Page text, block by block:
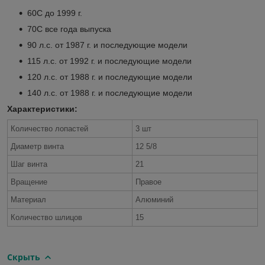
60C до 1999 г.
70C все года выпуска
90 л.с. от 1987 г. и последующие модели
115 л.с. от 1992 г. и последующие модели
120 л.с. от 1988 г. и последующие модели
140 л.с. от 1988 г. и последующие модели
Характеристики:
Количество лопастей
3 шт
Диаметр винта
12 5/8
Шаг винта
21
Вращение
Правое
Материал
Алюминий
Количество шлицов
15
Скрыть